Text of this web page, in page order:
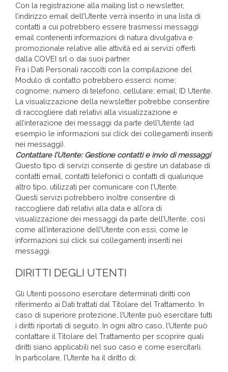
Con la registrazione alla mailing list o newsletter,
l’indirizzo email dell’Utente verrà inserito in una lista di
contatti a cui potrebbero essere trasmessi messaggi
email contenenti informazioni di natura divulgativa e
promozionale relative alle attività ed ai servizi offerti
dalla COVEI srl o dai suoi partner.
Fra i Dati Personali raccolti con la compilazione del
Modulo di contatto potrebbero esserci: nome;
cognome; numero di telefono, cellulare; email; ID Utente.
La visualizzazione della newsletter potrebbe consentire
di raccogliere dati relativi alla visualizzazione e
all’interazione dei messaggi da parte dell’Utente (ad
esempio le informazioni sui click dei collegamenti inseriti
nei messaggi).
Contattare l’Utente: Gestione contatti e invio di messaggi
Questo tipo di servizi consente di gestire un database di
contatti email, contatti telefonici o contatti di qualunque
altro tipo, utilizzati per comunicare con l’Utente.
Questi servizi potrebbero inoltre consentire di
raccogliere dati relativi alla data e all’ora di
visualizzazione dei messaggi da parte dell’Utente, così
come all’interazione dell’Utente con essi, come le
informazioni sui click sui collegamenti inseriti nei
messaggi.
DIRITTI DEGLI UTENTI
Gli Utenti possono esercitare determinati diritti con
riferimento ai Dati trattati dal Titolare del Trattamento. In
caso di superiore protezione, l’Utente può esercitare tutti
i diritti riportati di seguito. In ogni altro caso, l’Utente può
contattare il Titolare del Trattamento per scoprire quali
diritti siano applicabili nel suo caso e come esercitarli.
In particolare, l’Utente ha il diritto di: